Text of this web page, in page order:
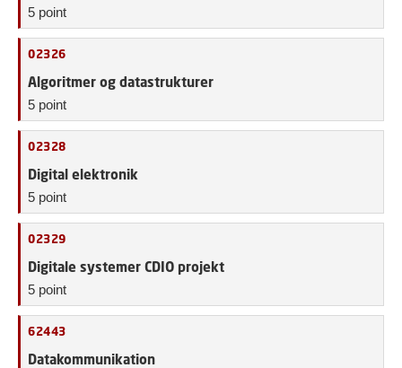
5 point
02326
Algoritmer og datastrukturer
5 point
02328
Digital elektronik
5 point
02329
Digitale systemer CDIO projekt
5 point
62443
Datakommunikation